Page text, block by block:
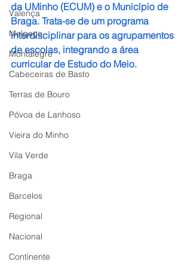
Valença
Melgaço
Montalegre
Cabeceiras de Basto
Terras de Bouro
Póvoa de Lanhoso
Vieira do Minho
Vila Verde
Braga
Barcelos
Regional
Nacional
Continente
da UMinho (ECUM) e o Município de
Braga. Trata-se de um programa
interdisciplinar para os agrupamentos
de escolas, integrando a área
curricular de Estudo do Meio.